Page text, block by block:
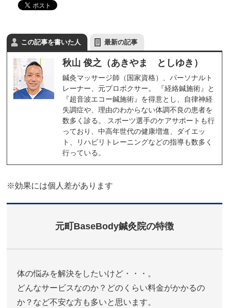
この記事を書いた人 最新の記事
秋山 俊之（あきやま としゆき）
鍼灸マッサージ師（国家資格）、パーソナルト
レーナー、元プロボクサー。 『経絡鍼施術』と
『超音波エコー鍼施術』を得意とし、自律神経
失調症や、理由のわからない体調不良の患者を
数多く診る。 スポーツ選手のケアサポートも行
っており、中高年世代の健康増進、ダイエッ
ト、リハビリトレーニングなどの指導も数多く
行っている。
※効果には個人差があります
元町BaseBody鍼灸院の特徴
体の悩みを解決をしたいけど・・・。
どんなサービスなのか？どのくらい料金がかかるの
か？など不安な方も多いと思います。